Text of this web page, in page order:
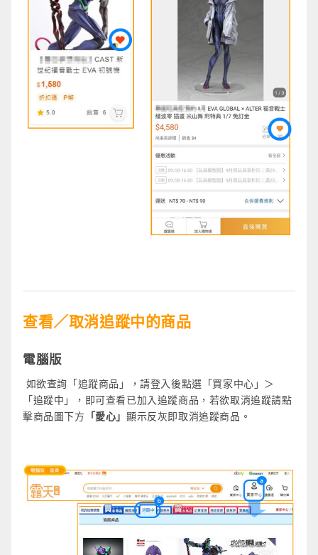
查看／取消追蹤中的商品
電腦版
如欲查詢「追蹤商品」，請登入後點選「買家中心」＞
「追蹤中」，即可查看已加入追蹤商品，若欲取消追蹤請點
擊商品圖下方 「愛心」顯示反灰即取消追蹤商品。